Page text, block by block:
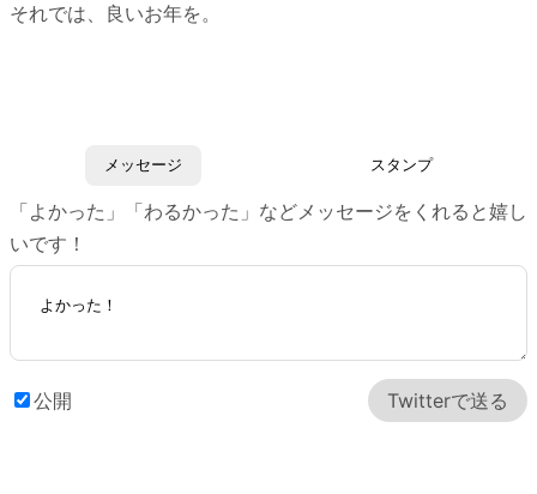
それでは、良いお年を。
メッセージ スタンプ
「よかった」「わるかった」などメッセージをくれると嬉し
いです！
公開 Twitterで送る